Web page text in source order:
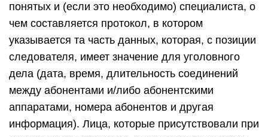
понятых и (если это необходимо) специалиста, о
чем составляется протокол, в котором
указывается та часть данных, которая, с позиции
следователя, имеет значение для уголовного
дела (дата, время, длительность соединений
между абонентами и/либо абонентскими
аппаратами, номера абонентов и другая
информация). Лица, которые присутствовали при